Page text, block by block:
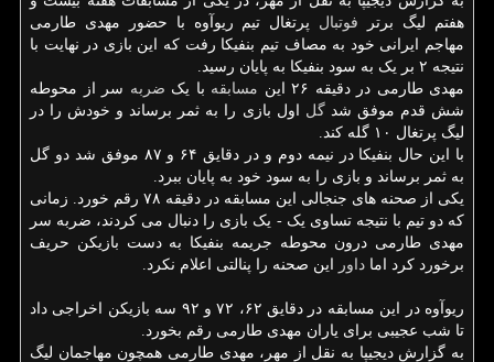
هفتم لیگ برتر فوتبال پرتغال تیم ریوآوه با حضور مهدی طارمی
مهاجم ایرانی خود به مصاف تیم بنفیکا رفت که این بازی در نهایت با
نتیجه ۲ بر یک به سود بنفیکا به پایان رسید.
مهدی طارمی در دقیقه ۲۶ این
مسابقه با یک ضربه سر از محوطه
شش قدم موفق شدگل اول بازی را به ثمر برساند و خودش را در
لیگ پرتغال ۱۰ گله کند.
با این حال بنفیکا در نیمه دوم و در دقایق ۶۴ و ۸۷ موفق شد دو گل
به ثمر برساند و بازی را به سود خود به پایان ببرد.
یکی از صحنه های جنجالی این مسابقه در دقیقه ۷۸ رقم خورد. زمانی
که دو تیم با نتیجه تساوی یک - یک بازی را دنبال می کردند، ضربه سر
مهدی طارمی درون محوطه جریمه بنفیکا به دست بازیکن حریف
برخورد کرد اما داور این صحنه را پنالتی اعلام نکرد.
ریوآوه در این مسابقه در دقایق ۶۲، ۷۲ و ۹۲ سه بازیکن اخراجی داد
تا شب عجیبی برای یاران مهدی طارمی رقم بخورد.
به گزارش دیجیپا به نقل از مهر، مهدی طارمی همچون مهاجمان لیگ